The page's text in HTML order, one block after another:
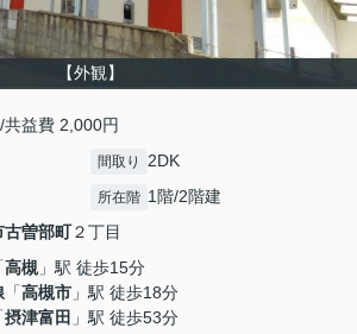
【外観】
益費 2,000円
間取り 2DK
所在階 1階/2階建
古曽部町２丁目
高槻 」駅 徒歩15分
「高槻市 」駅 徒歩18分
摂津富田 」駅 徒歩53分